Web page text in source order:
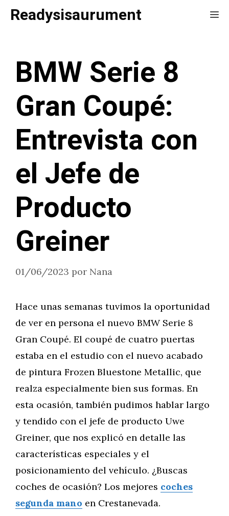
SaltarReadysisaurument
BMW Serie 8
Gran Coupé:
Entrevista con
el Jefe de
Producto
Greiner
01/06/2023 por Nana
Hace unas semanas tuvimos la oportunidad
de ver en persona el nuevo BMW Serie 8
Gran Coupé. El coupé de cuatro puertas
estaba en el estudio con el nuevo acabado
de pintura Frozen Bluestone Metallic, que
realza especialmente bien sus formas. En
esta ocasión, también pudimos hablar largo
y tendido con el jefe de producto Uwe
Greiner, que nos explicó en detalle las
características especiales y el
posicionamiento del vehículo. ¿Buscas
coches de ocasión? Los mejores coches
segunda mano en Crestanevada.